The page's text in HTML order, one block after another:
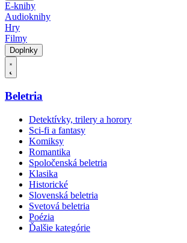
E-knihy
Audioknihy
Hry
Filmy
Doplnky
Beletria
Detektívky, trilery a horory
Sci-fi a fantasy
Komiksy
Romantika
Spoločenská beletria
Klasika
Historické
Slovenská beletria
Svetová beletria
Poézia
Ďalšie kategórie